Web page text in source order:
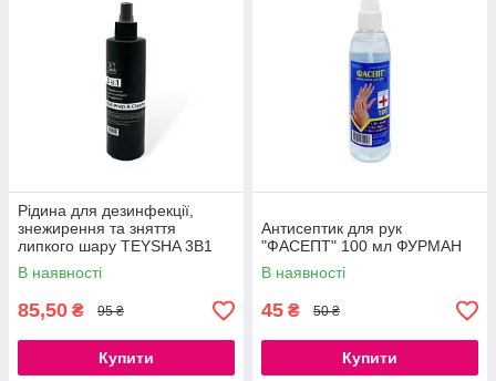
Рідина для дезинфекції,
знежирення та зняття
липкого шару TEYSHA 3В1
NAIL PREP & CLEANSER,
250мл
В наявності
85,50 ₴ 95 ₴
Купити
Антисептик для рук
"ФАСЕПТ" 100 мл ФУРМАН
В наявності
45 ₴ 50 ₴
Купити